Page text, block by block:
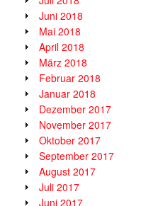
Juni 2018
Mai 2018
April 2018
März 2018
Februar 2018
Januar 2018
Dezember 2017
November 2017
Oktober 2017
September 2017
August 2017
Juli 2017
Juni 2017